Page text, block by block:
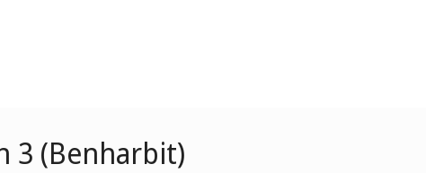
3 (Benharbit)